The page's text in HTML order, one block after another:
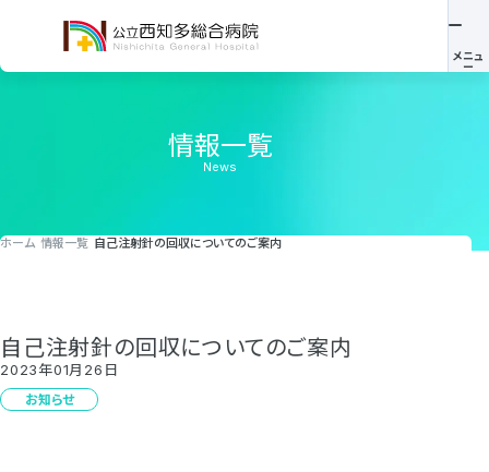
情報一覧
News
ホーム 情報一覧 自己注射針の回収についてのご案内
自己注射針の回収についてのご案内
2023年01月26日
お知らせ